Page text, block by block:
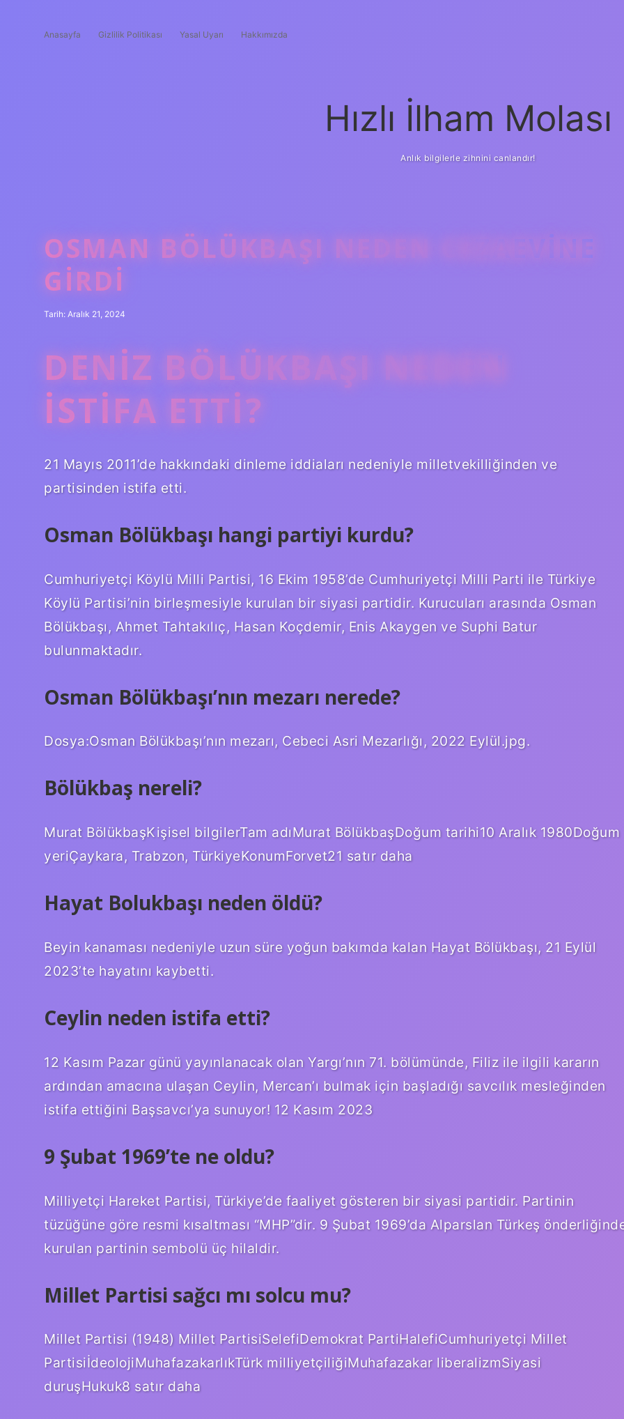
Anasayfa Gizlilik Politikası Yasal Uyarı Hakkımızda
Hızlı İlham Molası
Anlık bilgilerle zihnini canlandır!
OSMAN BÖLÜKBAŞI NEDEN CEZAEVINE
GIRDI
Tarih: Aralık 21, 2024
DENIZ BÖLÜKBAŞI NEDEN
ISTIFA ETTI?
21 Mayıs 2011’de hakkındaki dinleme iddiaları nedeniyle milletvekilliğinden ve
partisinden istifa etti.
Osman Bölükbaşı hangi partiyi kurdu?
Cumhuriyetçi Köylü Milli Partisi, 16 Ekim 1958’de Cumhuriyetçi Milli Parti ile Türkiye
Köylü Partisi’nin birleşmesiyle kurulan bir siyasi partidir. Kurucuları arasında Osman
Bölükbaşı, Ahmet Tahtakılıç, Hasan Koçdemir, Enis Akaygen ve Suphi Batur
bulunmaktadır.
Osman Bölükbaşı’nın mezarı nerede?
Dosya:Osman Bölükbaşı’nın mezarı, Cebeci Asri Mezarlığı, 2022 Eylül.jpg.
Bölükbaş nereli?
Murat BölükbaşKişisel bilgilerTam adıMurat BölükbaşDoğum tarihi10 Aralık 1980Doğum
yeriÇaykara, Trabzon, TürkiyeKonumForvet21 satır daha
Hayat Bolukbaşı neden öldü?
Beyin kanaması nedeniyle uzun süre yoğun bakımda kalan Hayat Bölükbaşı, 21 Eylül
2023’te hayatını kaybetti.
Ceylin neden istifa etti?
12 Kasım Pazar günü yayınlanacak olan Yargı’nın 71. bölümünde, Filiz ile ilgili kararın
ardından amacına ulaşan Ceylin, Mercan’ı bulmak için başladığı savcılık mesleğinden
istifa ettiğini Başsavcı’ya sunuyor! 12 Kasım 2023
9 Şubat 1969’te ne oldu?
Milliyetçi Hareket Partisi, Türkiye’de faaliyet gösteren bir siyasi partidir. Partinin
tüzüğüne göre resmi kısaltması “MHP”dir. 9 Şubat 1969’da Alparslan Türkeş
kurulan partinin sembolü üç hilaldir.
Millet Partisi sağcı mı solcu mu?
Millet Partisi (1948) Millet PartisiSelefiDemokrat PartiHalefiCumhuriyetçi Millet
PartisiİdeolojiMuhafazakarlıkTürk milliyetçiliğiMuhafazakar liberalizmSiyasi
duruşHukuk8 satır daha